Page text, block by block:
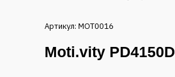
Moti.vity PD4150D
Артикул: MOT0016